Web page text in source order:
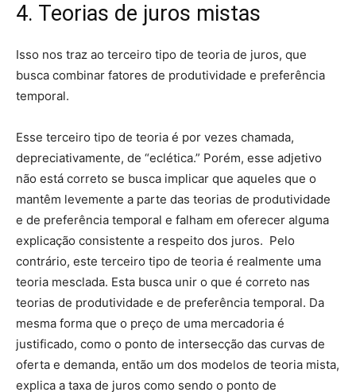
4. Teorias de juros mistas
Isso nos traz ao terceiro tipo de teoria de juros, que
busca combinar fatores de produtividade e preferência
temporal.
Esse terceiro tipo de teoria é por vezes chamada,
depreciativamente, de “eclética.” Porém, esse adjetivo
não está correto se busca implicar que aqueles que o
mantêm levemente a parte das teorias de produtividade
e de preferência temporal e falham em oferecer alguma
explicação consistente a respeito dos juros. Pelo
contrário, este terceiro tipo de teoria é realmente uma
teoria mesclada. Esta busca unir o que é correto nas
teorias de produtividade e de preferência temporal. Da
mesma forma que o preço de uma mercadoria é
justificado, como o ponto de intersecção das curvas de
oferta e demanda, então um dos modelos de teoria mista,
explica a taxa de juros como sendo o ponto de